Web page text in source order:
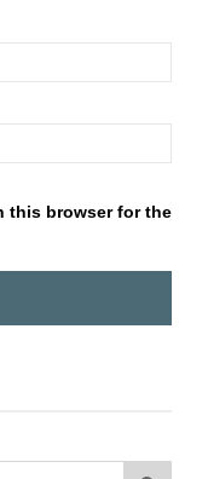
this browser for the